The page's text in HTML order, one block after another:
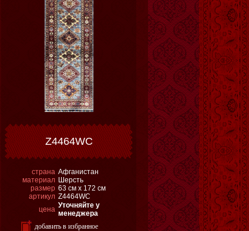
Z4464WC
страна Афганистан
материал Шерсть
размер 63 см х 172 см
артикул Z4464WC
цена Уточняйте у
менеджера
добавить в избранное